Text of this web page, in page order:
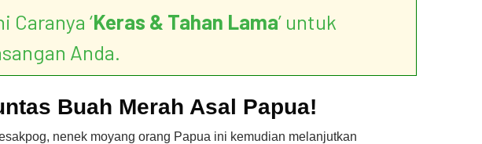
Caranya ‘Keras & Tahan Lama’ untuk
Anda.
Buah Merah Asal Papua!
nenek moyang orang Papua ini kemudian melanjutkan